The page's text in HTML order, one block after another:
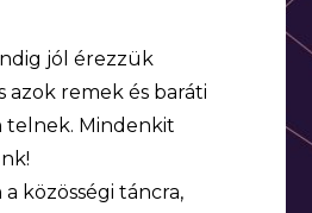
jól érezzük
azok remek és baráti
telnek. Mindenkit
a közösségi táncra,